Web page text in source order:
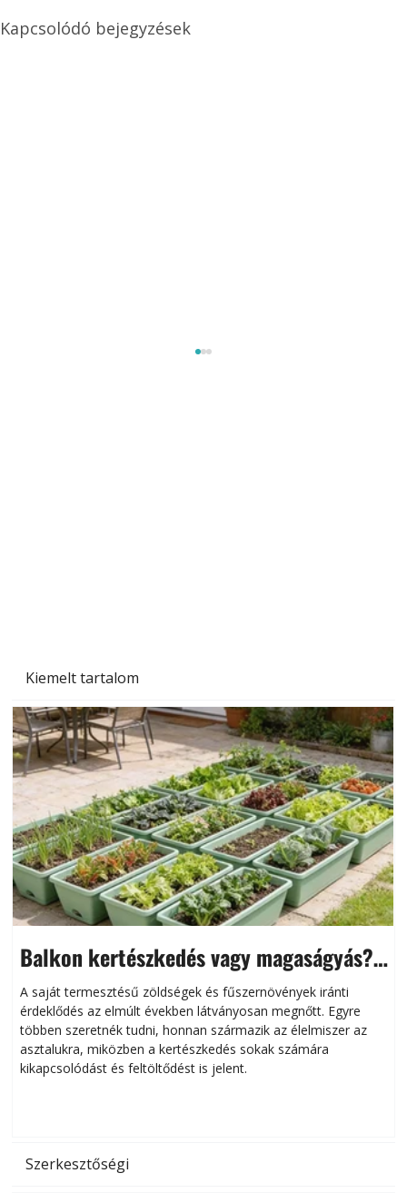
Kiemelt tartalom
Balkon kertészkedés vagy magaságyás?
Helytakarékos kertészkedés
A saját termesztésű zöldségek és fűszernövények iránti
érdeklődés az elmúlt években látványosan megnőtt. Egyre
többen szeretnék tudni, honnan származik az élelmiszer az
asztalukra, miközben a kertészkedés sokak számára
kikapcsolódást és feltöltődést is jelent.
Szerkesztőségi
Kapcsolódó bejegyzések